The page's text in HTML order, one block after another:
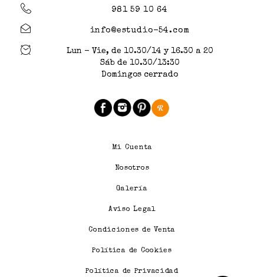
981 59 10 64
info@estudio-54.com
Lun - Vie, de 10.30/14 y 16.30 a 20
Sáb de 10.30/13:30
Domingos cerrado
Mi Cuenta
Nosotros
Galería
Aviso Legal
Condiciones de Venta
Política de Cookies
Política de Privacidad